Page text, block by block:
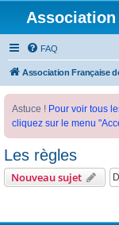
Association
FAQ
Association Française
Astuce ! Pour voir tous
cliquez sur le menu
Les règles
Nouveau sujet